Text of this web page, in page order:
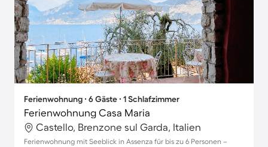
Ferienwohnung ∙ 6 Gäste ∙ 1 Schlafzimmer
Ferienwohnung Casa Maria
Castello, Brenzone sul Garda, Italien
Ferienwohnung mit Seeblick in Assenza für bis zu 6 Personen –